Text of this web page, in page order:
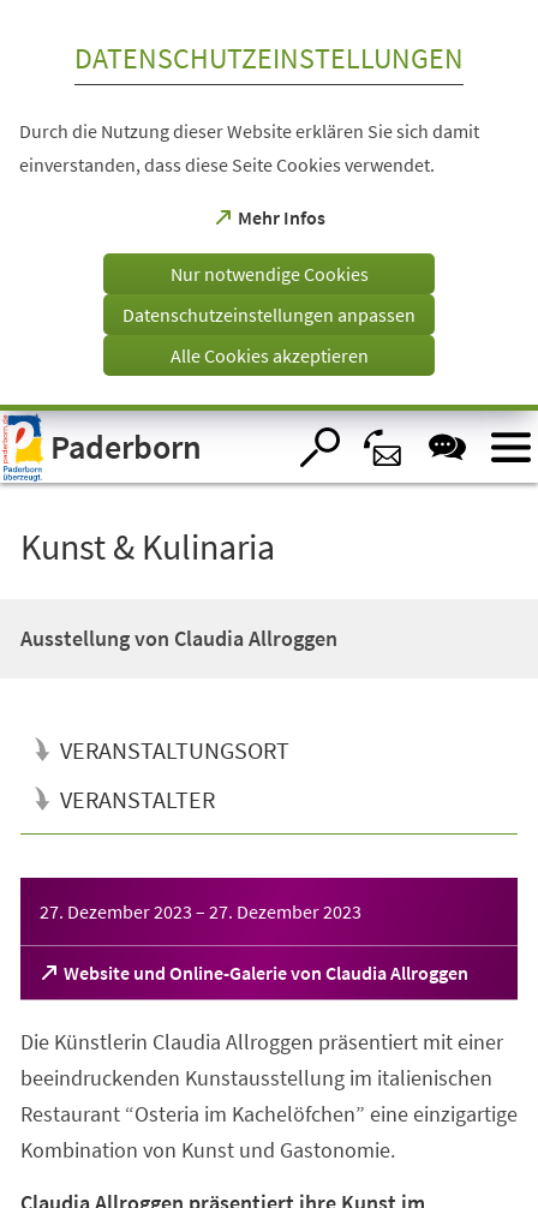
Visuelle
Assistenzsoftware
öffnen.
DATENSCHUTZEINSTELLUNGEN
Durch die Nutzung dieser Website erklären Sie sich damit
einverstanden, dass diese Seite Cookies verwendet.
Mehr Infos
(Öffnet
einem
Tab)
Nur notwendige Cookies
Datenschutzeinstellungen anpassen
Alle Cookies akzeptieren
Paderborn
Kunst & Kulinaria
Ausstellung von Claudia Allroggen
VERANSTALTUNGSORT
VERANSTALTER
27. Dezember 2023 – 27. Dezember 2023
Website und Online-Galerie von Claudia Allroggen
(Öffnet
in
neuen
Tab)
Die Künstlerin Claudia Allroggen präsentiert mit einer
beeindruckenden Kunstausstellung im italienischen
Restaurant “Osteria im Kachelöfchen” eine einzigartige
Kombination von Kunst und Gastonomie.
Claudia Allroggen präsentiert ihre Kunst im